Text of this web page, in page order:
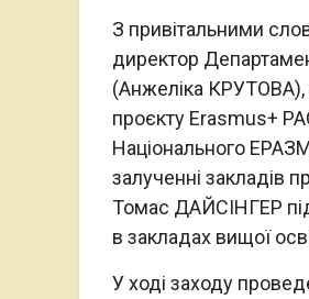
З привітальними
директор
(Анжеліка КРУТОВА),
проєкту Erasmus+
Національного
залученні закладів
Томас ДАЙСІНГЕР
в закладах вищої
У ході заходу